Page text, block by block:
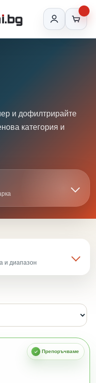
и дофилтрирайте
категория и
и диапазон